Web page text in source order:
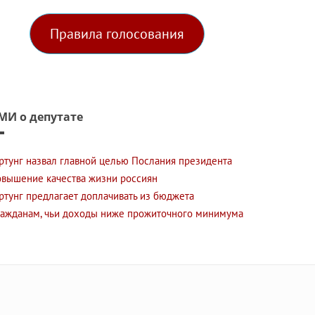
Правила голосования
о депутате
назвал главной целью Послания президента
качества жизни россиян
предлагает доплачивать из бюджета
чьи доходы ниже прожиточного минимума